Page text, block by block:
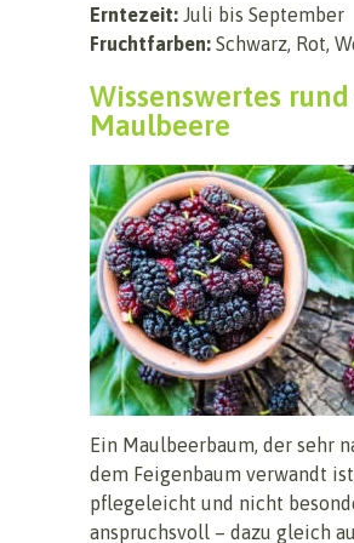
Erntezeit: Juli bis September
Fruchtfarben: Schwarz, Rot,
Wissenswertes
Maulbeere
Ein Maulbeerbaum, der sehr
dem Feigenbaum verwandt
pflegeleicht und nicht
anspruchsvoll – dazu gleich